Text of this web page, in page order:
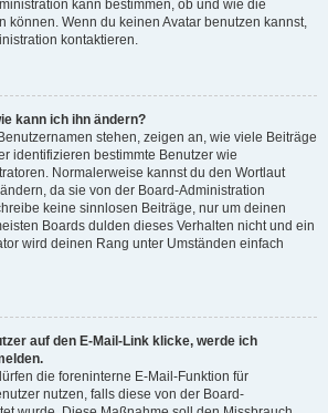
kann bestimmen, ob und wie die
können. Wenn du keinen Avatar benutzen kannst,
kontaktieren.
kann ich ihn ändern?
stehen, zeigen an, wie viele Beiträge
identifizieren bestimmte Benutzer wie
Normalerweise kannst du den Wortlaut
da sie von der Board-Administration
keine sinnlosen Beiträge, nur um deinen
Boards dulden dieses Verhalten nicht und ein
wird deinen Rang unter Umständen einfach
auf den E-Mail-Link klicke, werde ich
die foreninterne E-Mail-Funktion für
nutzen, falls diese von der Board-